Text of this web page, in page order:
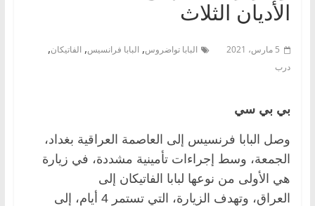
الأديان الثلاث
5 مارس، 2021 البابا تواضروس, البابا فرانسيس, الفاتيكان,
درب
بي بي سي
وصل البابا فرنسيس إلى العاصمة العراقية بغداد،
الجمعة، وسط إجراءات تأمينية مشددة، في زيارة
هي الأولى من نوعها لبابا الفاتيكان إلى
العراق، وتهدف الزيارة، التي تستمر 4 أيام، إلى